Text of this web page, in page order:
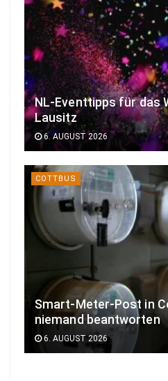
NL-Eventtipps für das
Lausitz
6. AUGUST 2026
COTTBUS
Smart-Meter-Post in
niemand beantworten
6. AUGUST 2026